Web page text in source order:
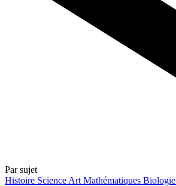
Par sujet
Histoire Science Art Mathématiques Biologie